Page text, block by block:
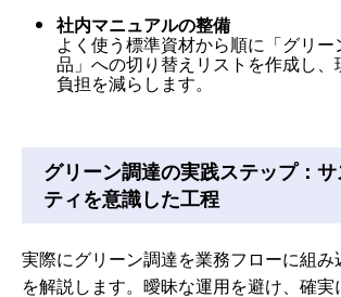
社内マニュアルの整備
よく使う標準資材から順に「グリー
品」への切り替えリストを作成し、
負担を減らします。
グリーン調達の実践ステップ：サ
ティを意識した工程
実際にグリーン調達を業務フローに組
を解説します。曖昧な運用を避け、確実